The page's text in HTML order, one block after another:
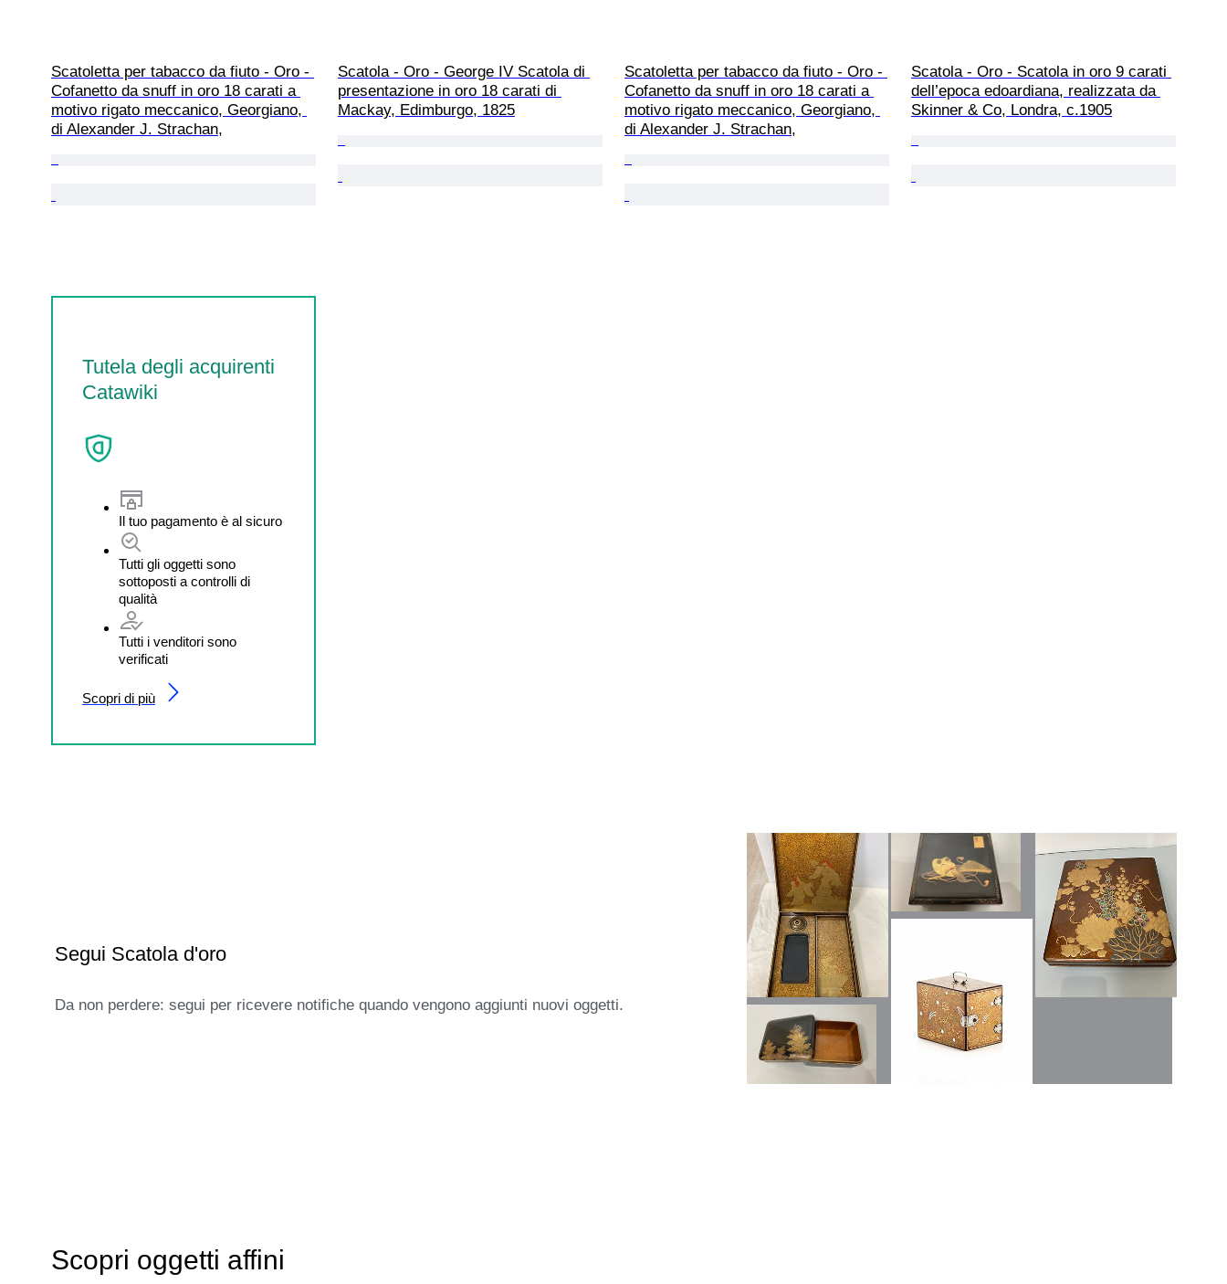
Scatoletta per tabacco da fiuto - Oro -
Cofanetto da snuff in oro 18 carati a
motivo rigato meccanico, Georgiano,
di Alexander J. Strachan,
Scatola - Oro - George IV Scatola di
presentazione in oro 18 carati di
Mackay, Edimburgo, 1825
Scatoletta per tabacco da fiuto - Oro -
Cofanetto da snuff in oro 18 carati a
motivo rigato meccanico, Georgiano,
di Alexander J. Strachan,
Scatola - Oro - Scatola in oro 9 carati
dell’epoca edoardiana, realizzata da
Skinner & Co, Londra, c.1905
Tutela degli acquirenti
Catawiki
Il tuo pagamento è al sicuro
Tutti gli oggetti sono
sottoposti a controlli di
qualità
Tutti i venditori sono
verificati
Scopri di più
Segui Scatola d'oro
Da non perdere: segui per ricevere notifiche quando vengono aggiunti nuovi oggetti.
Scopri oggetti affini